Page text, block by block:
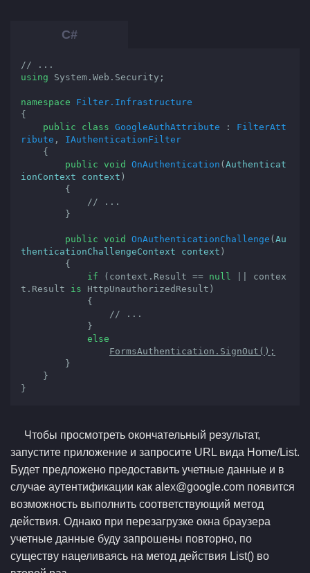
// ...
using System.Web.Security;
namespace
Filter.Infrastructure
{
public
class GoogleAuthAttribute : FilterAtt
ribute , IAuthenticationFilter
public void OnAuthentication ( Authenticat
ionContext context )
{
// ...
public void OnAuthenticationChallenge ( Au
thenticationChallengeContext context )
{
if (context.Result == null || contex
t.Result is HttpUnauthorizedResult)
// ...
else
FormsAuthentication.SignOut();
}
Чтобы просмотреть окончательный результат,
запустите приложение и запросите URL вида Home/List.
Будет предложено предоставить учетные данные и в
случае аутентификации как alex@google.com появится
возможность выполнить соответствующий метод
действия. Однако при перезагрузке окна браузера
учетные данные буду запрошены повторно, по
существу нацеливаясь на метод действия List() во